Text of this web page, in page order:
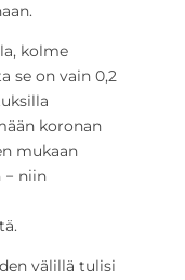
kolme
se on vain 0,2
koronan
mukaan
− niin
välillä tulisi